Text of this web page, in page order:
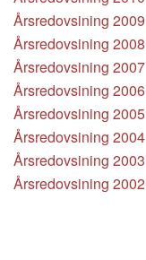
Årsredovsining 2009
Årsredovsining 2008
Årsredovsining 2007
Årsredovsining 2006
Årsredovsining 2005
Årsredovsining 2004
Årsredovsining 2003
Årsredovsining 2002